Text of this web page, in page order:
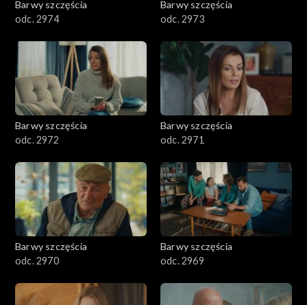
Barwy szczęścia
odc. 2974
Barwy szczęścia
odc. 2973
Barwy szczęścia
odc. 2972
Barwy szczęścia
odc. 2971
Barwy szczęścia
odc. 2970
Barwy szczęścia
odc. 2969